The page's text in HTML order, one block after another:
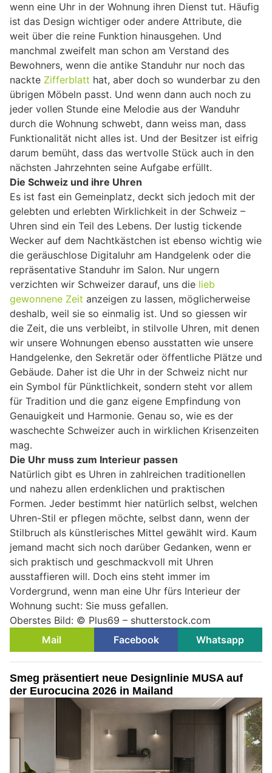
wenn eine Uhr in der Wohnung ihren Dienst tut. Häufig
ist das Design wichtiger oder andere Attribute, die
weit über die reine Funktion hinausgehen. Und
manchmal zweifelt man schon am Verstand des
Bewohners, wenn die antike Standuhr nur noch das
nackte Zifferblatt hat, aber doch so wunderbar zu den
übrigen Möbeln passt. Und wenn dann auch noch zu
jeder vollen Stunde eine Melodie aus der Wanduhr
durch die Wohnung schwebt, dann weiss man, dass
Funktionalität nicht alles ist. Und der Besitzer ist eifrig
darum bemüht, dass das wertvolle Stück auch in den
nächsten Jahrzehnten seine Aufgabe erfüllt.
Die Schweiz und ihre Uhren
Es ist fast ein Gemeinplatz, deckt sich jedoch mit der
gelebten und erlebten Wirklichkeit in der Schweiz –
Uhren sind ein Teil des Lebens. Der lustig tickende
Wecker auf dem Nachtkästchen ist ebenso wichtig wie
die geräuschlose Digitaluhr am Handgelenk oder die
repräsentative Standuhr im Salon. Nur ungern
verzichten wir Schweizer darauf, uns die lieb
gewonnene Zeit anzeigen zu lassen, möglicherweise
deshalb, weil sie so einmalig ist. Und so giessen wir
die Zeit, die uns verbleibt, in stilvolle Uhren, mit denen
wir unsere Wohnungen ebenso ausstatten wie unsere
Handgelenke, den Sekretär oder öffentliche Plätze und
Gebäude. Daher ist die Uhr in der Schweiz nicht nur
ein Symbol für Pünktlichkeit, sondern steht vor allem
für Tradition und die ganz eigene Empfindung von
Genauigkeit und Harmonie. Genau so, wie es der
waschechte Schweizer auch in wirklichen Krisenzeiten
mag.
Die Uhr muss zum Interieur passen
Natürlich gibt es Uhren in zahlreichen traditionellen
und nahezu allen erdenklichen und praktischen
Formen. Jeder bestimmt hier natürlich selbst, welchen
Uhren-Stil er pflegen möchte, selbst dann, wenn der
Stilbruch als künstlerisches Mittel gewählt wird. Kaum
jemand macht sich noch darüber Gedanken, wenn er
sich praktisch und geschmackvoll mit Uhren
ausstaffieren will. Doch eins steht immer im
Vordergrund, wenn man eine Uhr fürs Interieur der
Wohnung sucht: Sie muss gefallen.
Oberstes Bild: © Plus69 – shutterstock.com
Mail
Facebook Whatsapp
Smeg präsentiert neue Designlinie MUSA auf
der Eurocucina 2026 in Mailand